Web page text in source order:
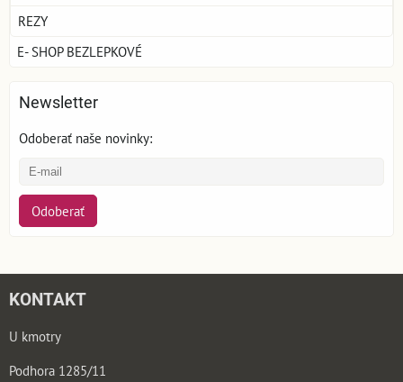
REZY
E- SHOP BEZLEPKOVÉ
Newsletter
Odoberať naše novinky:
Odoberať
KONTAKT
U kmotry
Podhora 1285/11